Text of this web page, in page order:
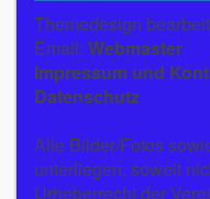
Themedesign
Email: Webmaster
Impressum und
Datenschutz
Alle Bilder/Fotos
unterliegen, soweit
Urheberrecht der